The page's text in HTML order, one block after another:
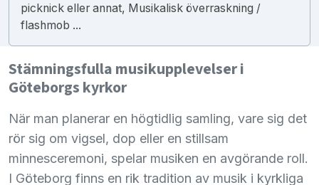
picknick eller annat, Musikalisk överraskning /
flashmob ...
Stämningsfulla musikupplevelser i
Göteborgs kyrkor
När man planerar en högtidlig samling, vare sig det
rör sig om vigsel, dop eller en stillsam
minnesceremoni, spelar musiken en avgörande roll.
I Göteborg finns en rik tradition av musik i kyrkliga